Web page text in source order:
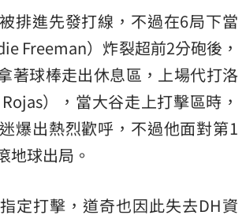
排進先發打線，不過在6局下當
Freeman）炸裂超前2分砲後，
著球棒走出休息區，上場代打洛
），當大谷走上打擊區時，
爆出熱烈歡呼，不過他面對第1
地球出局。
定打擊，道奇也因此失去DH資